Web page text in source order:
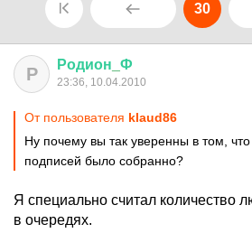
30
Р Родион Ф
23:36, 10.04.2010
От пользователя klaud86
Ну почему вы так уверенны в том, что
подписей было собранно?
Я специально считал количество
в очередях.